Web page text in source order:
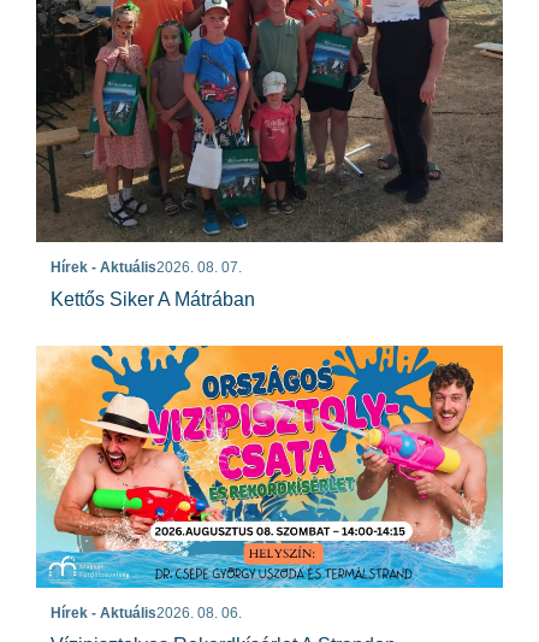
Hírek - Aktuális2026. 08. 07.
Kettős Siker A Mátrában
Hírek - Aktuális2026. 08. 06.